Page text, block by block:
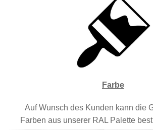
Farbe
Auf Wunsch des Kunden kann die
Farben aus unserer RAL Palette